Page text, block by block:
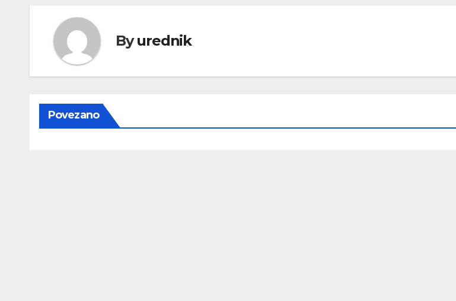
Byurednik
Povezano